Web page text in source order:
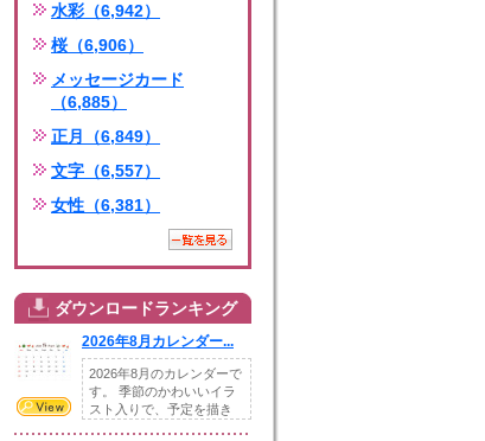
水彩（6,942）
桜（6,906）
メッセージカード
（6,885）
正月（6,849）
文字（6,557）
女性（6,381）
ダウンロードランキング
2026年8月カレンダー...
2026年8月のカレンダーで
す。 季節のかわいいイラ
スト入りで、予定を描き